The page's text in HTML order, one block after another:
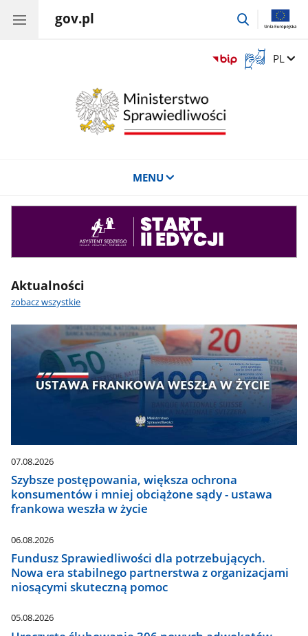
gov.pl
przejdź
Otwórz
okno
Zmień
PL
MENU
Aktualności
zobacz wszystkie
07.08.2026
Szybsze postępowania, większa ochrona
konsumentów i mniej obciążone sądy - ustawa
frankowa weszła w życie
06.08.2026
Fundusz Sprawiedliwości dla potrzebujących.
Nowa era stabilnego partnerstwa z organizacjami
niosącymi skuteczną pomoc
05.08.2026